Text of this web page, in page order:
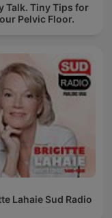
Talk. Tiny Tips for
Pelvic Floor.
Lahaie Sud Radio